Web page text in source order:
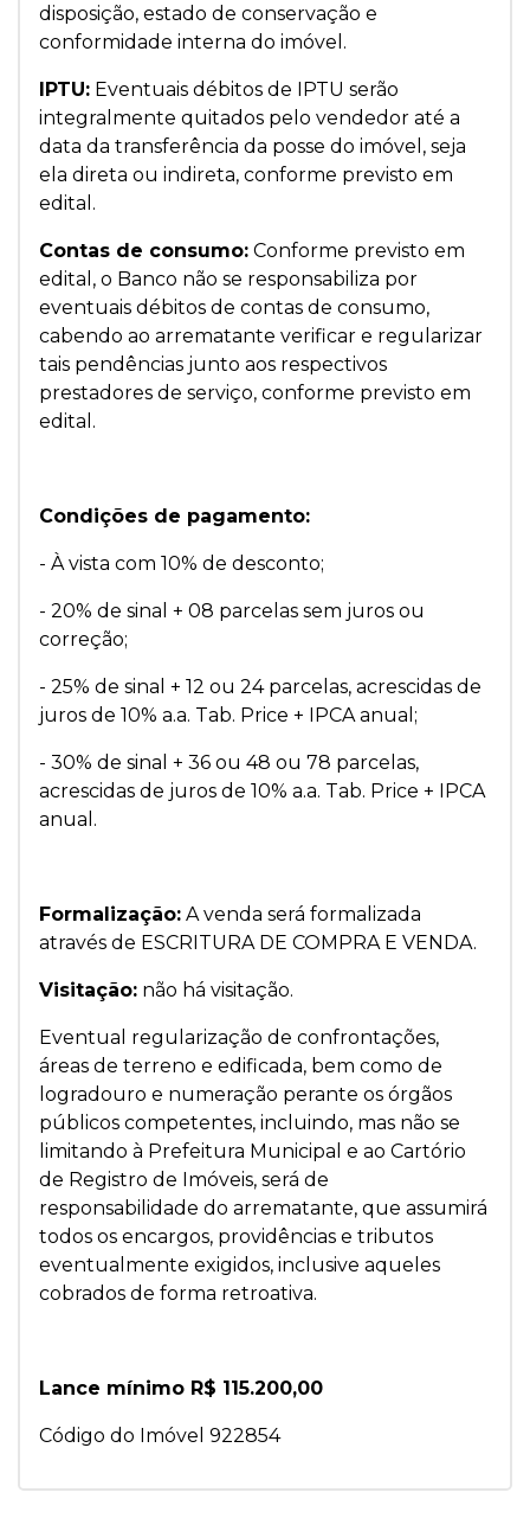
disposição, estado de conservação e
conformidade interna do imóvel.
IPTU: Eventuais débitos de IPTU serão
integralmente quitados pelo vendedor até a
data da transferência da posse do imóvel, seja
ela direta ou indireta, conforme previsto em
edital.
Contas de consumo: Conforme previsto em
edital, o Banco não se responsabiliza por
eventuais débitos de contas de consumo,
cabendo ao arrematante verificar e regularizar
tais pendências junto aos respectivos
prestadores de serviço, conforme previsto em
edital.
Condições de pagamento:
- À vista com 10% de desconto;
- 20% de sinal + 08 parcelas sem juros ou
correção;
- 25% de sinal + 12 ou 24 parcelas, acrescidas de
juros de 10% a.a. Tab. Price + IPCA anual;
- 30% de sinal + 36 ou 48 ou 78 parcelas,
acrescidas de juros de 10% a.a. Tab. Price + IPCA
anual.
Formalização: A venda será formalizada
através de ESCRITURA DE COMPRA E VENDA.
Visitação: não há visitação.
Eventual regularização de confrontações,
áreas de terreno e edificada, bem como de
logradouro e numeração perante os órgãos
públicos competentes, incluindo, mas não se
limitando à Prefeitura Municipal e ao Cartório
de Registro de Imóveis, será de
responsabilidade do arrematante, que assumirá
todos os encargos, providências e tributos
eventualmente exigidos, inclusive aqueles
cobrados de forma retroativa.
Lance mínimo R$ 115.200,00
Código do Imóvel 922854